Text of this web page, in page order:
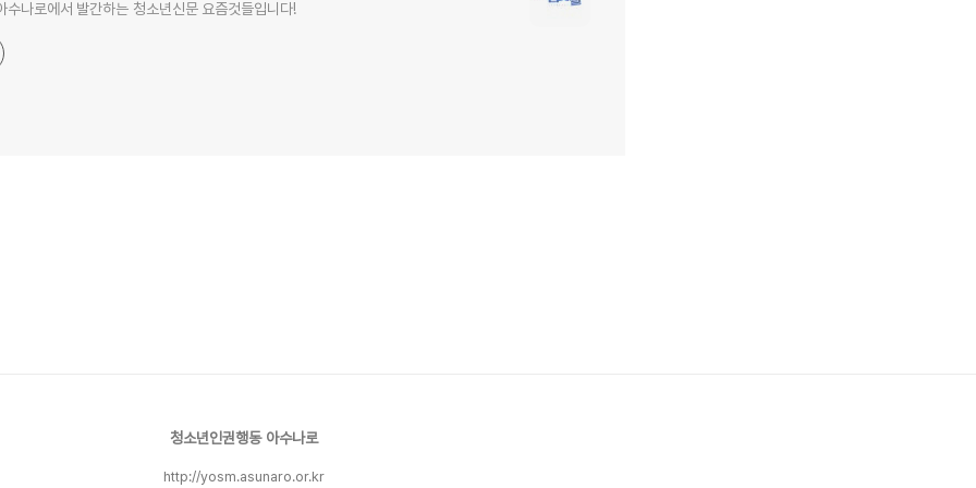
수나로에서 발간하는 청소년신문 요즘것들입니다!
청소년인권행동 아수나로
http://yosm.asunaro.or.kr